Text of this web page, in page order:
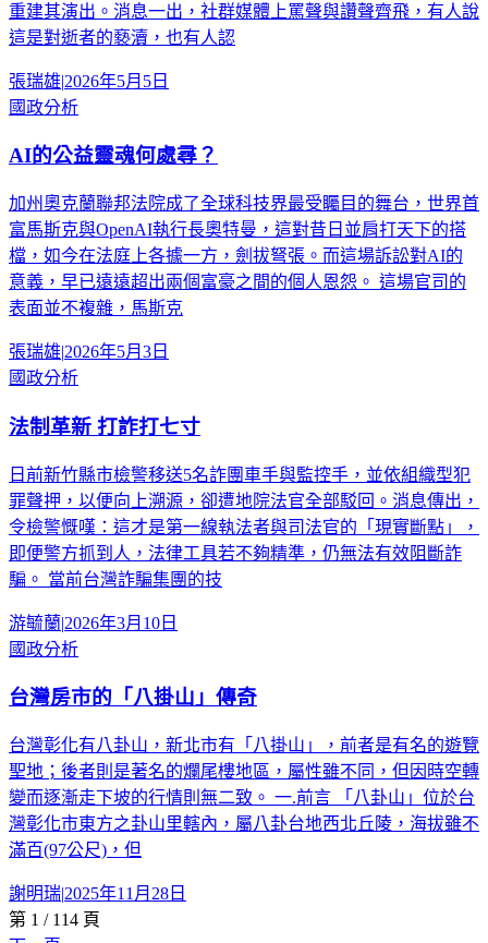
重建其演出。消息一出，社群媒體上罵聲與讚聲齊飛，有人說
這是對逝者的褻瀆，也有人認
張瑞雄|2026年5月5日
國政分析
AI的公益靈魂何處尋？
加州奧克蘭聯邦法院成了全球科技界最受矚目的舞台，世界首
富馬斯克與OpenAI執行長奧特曼，這對昔日並肩打天下的搭
檔，如今在法庭上各據一方，劍拔弩張。而這場訴訟對AI的
意義，早已遠遠超出兩個富豪之間的個人恩怨。 這場官司的
表面並不複雜，馬斯克
張瑞雄|2026年5月3日
國政分析
法制革新 打詐打七寸
日前新竹縣市檢警移送5名詐團車手與監控手，並依組織型犯
罪聲押，以便向上溯源，卻遭地院法官全部駁回。消息傳出，
令檢警慨嘆：這才是第一線執法者與司法官的「現實斷點」，
即便警方抓到人，法律工具若不夠精準，仍無法有效阻斷詐
騙。 當前台灣詐騙集團的技
游毓蘭|2026年3月10日
國政分析
台灣房市的「八掛山」傳奇
台灣彰化有八卦山，新北市有「八掛山」，前者是有名的遊覽
聖地；後者則是著名的爛尾樓地區，屬性雖不同，但因時空轉
變而逐漸走下坡的行情則無二致。 一.前言 「八卦山」位於台
灣彰化市東方之卦山里轄內，屬八卦台地西北丘陵，海拔雖不
滿百(97公尺)，但
謝明瑞|2025年11月28日
第 1 / 114 頁